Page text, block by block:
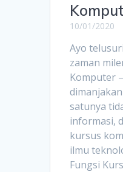
10/01/2020
Ayo
zaman
Komputer
satunya
informasi,
kursus
ilmu
Fungsi